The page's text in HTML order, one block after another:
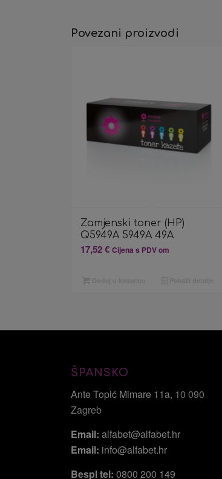
Povezani proizvodi
Zamjenski toner (HP)
Q5949A 5949A 49A
17,52€ Cijena s PDV om
ŠPANSKO
Ante Topić Mimare 11a, 10 090
Zagreb
Email: alfabet@alfabet.hr
Email: info@alfabet.hr
Bespl tel: 0800 200 149